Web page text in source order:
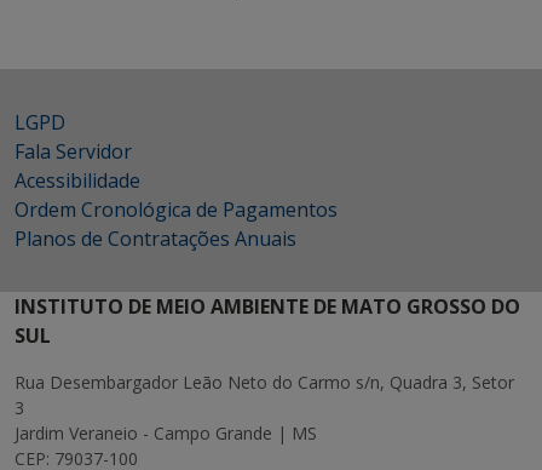
LGPD
Fala Servidor
Acessibilidade
Ordem Cronológica de Pagamentos
Planos de Contratações Anuais
INSTITUTO DE MEIO AMBIENTE DE MATO GROSSO DO
SUL
Rua Desembargador Leão Neto do Carmo s/n, Quadra 3, Setor
3
Jardim Veraneio - Campo Grande | MS
CEP: 79037-100